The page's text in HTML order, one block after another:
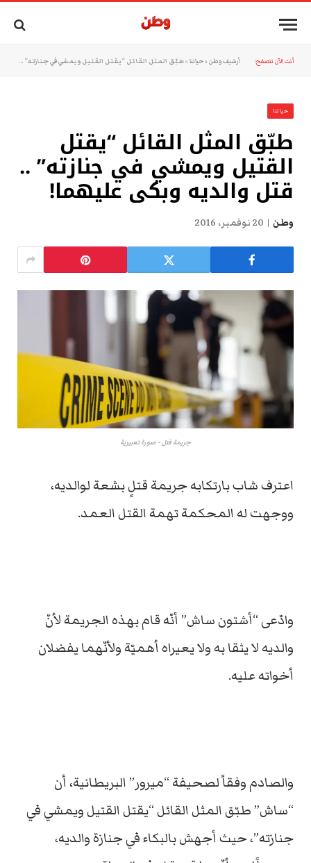
أنت الآن تتصفح: أرشيف وطن »حياتنا »طبّق المثل القائل “يقتل القتيل ويمشي في جنازته” .. قتل والديه وبكى عليهما!
حياتنا
طبّق المثل القائل “يقتل
القتيل ويمشي في جنازته” ..
قتل والديه وبكى عليهما!
وطن 20 نوفمبر، 2016
جريمة قتل - صورة تعبيرية
اعترف شاب بارتكابه جريمة قتلٍ بشعة لوالديه،
ووجهت له المحكمة تهمة القتل العمد.
وادّعى “أشتون ساش” أنّه قام بهذه الجريمة لأنّ
والديه لا يثقا به ولا يعيراه أهميّة ولأنّهما يفضلان
أخواته عليه.
والصادم وفقاً لصحيفة “ميرور” البريطانية، أن
“ساش” طبّق المثل القائل “يقتل القتيل ويمشي في
جنازته”، حيث أجهش بالبكاء في جنازة والديه،